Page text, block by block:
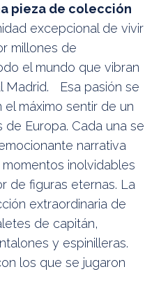
pieza de colección
excepcional de vivir
millones de
el mundo que vibran
Madrid. Esa pasión se
máximo sentir de un
de Europa. Cada una se
narrativa
inolvidables
de figuras eternas. La
extraordinaria de
de capitán,
y espinilleras.
los que se jugaron